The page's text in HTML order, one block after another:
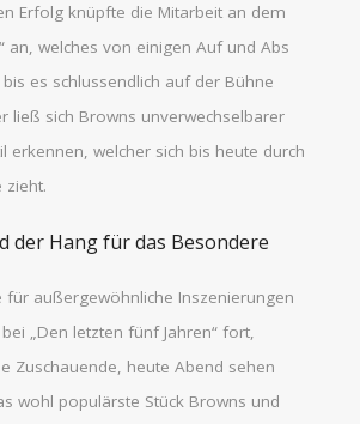
Erfolg knüpfte die Mitarbeit an dem
an, welches von einigen Auf und Abs
es schlussendlich auf der Bühne
ließ sich Browns unverwechselbarer
erkennen, welcher sich bis heute durch
zieht.
der Hang für das Besondere
für außergewöhnliche Inszenierungen
„Den letzten fünf Jahren“ fort,
Zuschauende, heute Abend sehen
wohl populärste Stück Browns und